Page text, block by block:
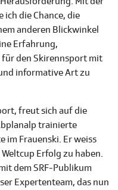
ich die Chance, die
anderen Blickwinkel
Erfahrung,
den Skirennsport mit
informative Art zu
freut sich auf die
trainierte
im Frauenski. Er weiss
Erfolg zu haben.
dem SRF-Publikum
Expertenteam, das nun